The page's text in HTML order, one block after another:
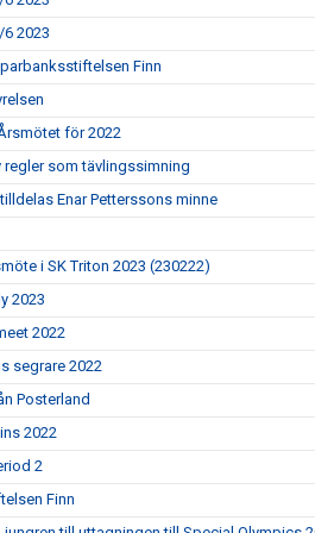
2023
Finn
för 2022
regler som tävlingssimning
Enar Petterssons minne
i SK Triton 2023 (230222)
2023
2022
segrare 2022
Posterland
2022
2
Finn